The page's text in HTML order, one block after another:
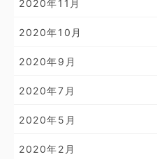
2020年11月
2020年10月
2020年9月
2020年7月
2020年5月
2020年2月